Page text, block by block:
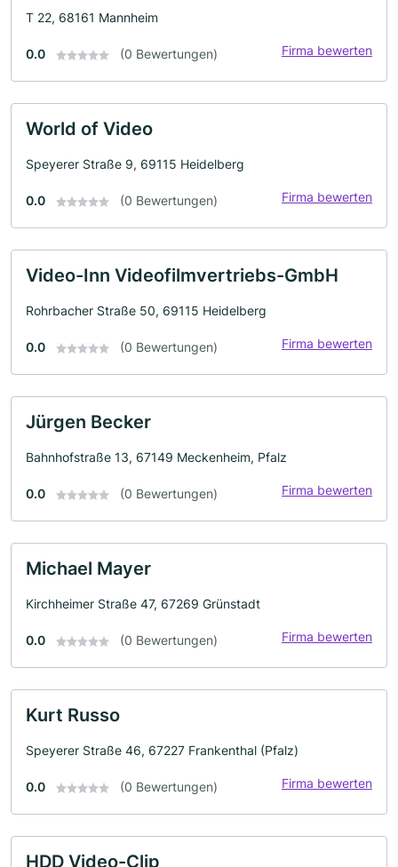
T 22, 68161 Mannheim
0.0 (0 Bewertungen) Firma bewerten
World of Video
Speyerer Straße 9, 69115 Heidelberg
0.0 (0 Bewertungen) Firma bewerten
Video-Inn Videofilmvertriebs-GmbH
Rohrbacher Straße 50, 69115 Heidelberg
0.0 (0 Bewertungen) Firma bewerten
Jürgen Becker
Bahnhofstraße 13, 67149 Meckenheim, Pfalz
0.0 (0 Bewertungen) Firma bewerten
Michael Mayer
Kirchheimer Straße 47, 67269 Grünstadt
0.0 (0 Bewertungen) Firma bewerten
Kurt Russo
Speyerer Straße 46, 67227 Frankenthal (Pfalz)
0.0 (0 Bewertungen) Firma bewerten
HDD Video-Clip